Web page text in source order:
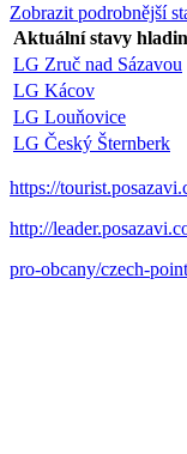
Zobrazit podrobnější
Aktuální stavy
LG Zruč nad Sázavou
LG Kácov
LG Louňovice
LG Český Šternberk
https://
http://
pro-obcany/czech-